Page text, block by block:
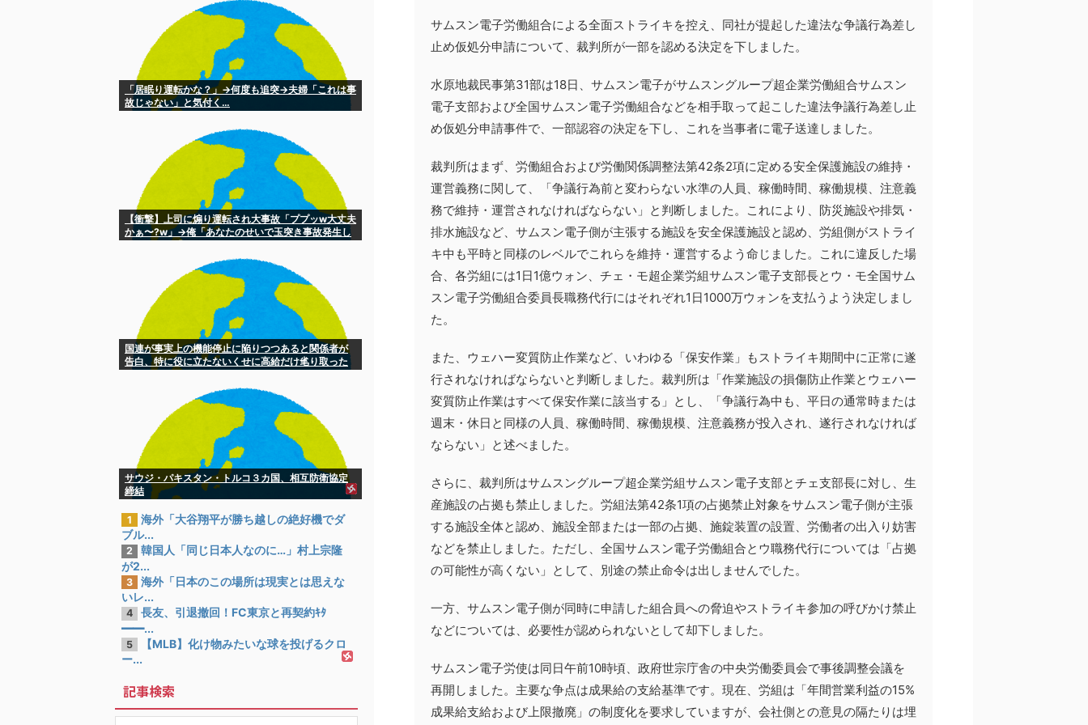
サムスン電子労働組合による全面ストライキを控え、同社が提起した違法な争議行為差し
止め仮処分申請について、裁判所が一部を認める決定を下しました。
水原地裁民事第31部は18日、サムスン電子がサムスングループ超企業労働組合サムスン
電子支部および全国サムスン電子労働組合などを相手取って起こした違法争議行為差し止
め仮処分申請事件で、一部認容の決定を下し、これを当事者に電子送達しました。
裁判所はまず、労働組合および労働関係調整法第42条2項に定める安全保護施設の維持・
運営義務に関して、「争議行為前と変わらない水準の人員、稼働時間、稼働規模、注意義
務で維持・運営されなければならない」と判断しました。これにより、防災施設や排気・
排水施設など、サムスン電子側が主張する施設を安全保護施設と認め、労組側がストライ
キ中も平時と同様のレベルでこれらを維持・運営するよう命じました。これに違反した場
合、各労組には1日1億ウォン、チェ・モ超企業労組サムスン電子支部長とウ・モ全国サム
スン電子労働組合委員長職務代行にはそれぞれ1日1000万ウォンを支払うよう決定しまし
た。
また、ウェハー変質防止作業など、いわゆる「保安作業」もストライキ期間中に正常に遂
行されなければならないと判断しました。裁判所は「作業施設の損傷防止作業とウェハー
変質防止作業はすべて保安作業に該当する」とし、「争議行為中も、平日の通常時または
週末・休日と同様の人員、稼働時間、稼働規模、注意義務が投入され、遂行されなければ
ならない」と述べました。
さらに、裁判所はサムスングループ超企業労組サムスン電子支部とチェ支部長に対し、生
産施設の占拠も禁止しました。労組法第42条1項の占拠禁止対象をサムスン電子側が主張
する施設全体と認め、施設全部または一部の占拠、施錠装置の設置、労働者の出入り妨害
などを禁止しました。ただし、全国サムスン電子労働組合とウ職務代行については「占拠
の可能性が高くない」として、別途の禁止命令は出しませんでした。
一方、サムスン電子側が同時に申請した組合員への脅迫やストライキ参加の呼びかけ禁止
などについては、必要性が認められないとして却下しました。
サムスン電子労使は同日午前10時頃、政府世宗庁舎の中央労働委員会で事後調整会議を
再開しました。主要な争点は成果給の支給基準です。現在、労組は「年間営業利益の15%
成果給支給および上限撤廃」の制度化を要求していますが、会社側との意見の隔たりは埋
「居眠り運転かな？」→何度も追突→夫婦「これは事
故じゃない」と気付く…
【衝撃】上司に煽り運転され大事故「ププッw大丈夫
かぁ〜?w」→俺「あなたのせいで玉突き事故発生し
国連が事実上の機能停止に陥りつつあると関係者が
告白、特に役に立たないくせに高給だけ毟り取った
サウジ・パキスタン・トルコ３カ国、相互防衛協定
締結
1
海外「大谷翔平が勝ち越しの絶好機でダ
ブル...
2
韓国人「同じ日本人なのに…」村上宗隆
が2...
3
海外「日本のこの場所は現実とは思えな
いレ...
4
長友、引退撤回！FC東京と再契約ｷﾀ
━━...
5
【MLB】化け物みたいな球を投げるクロ
ー...
記事検索